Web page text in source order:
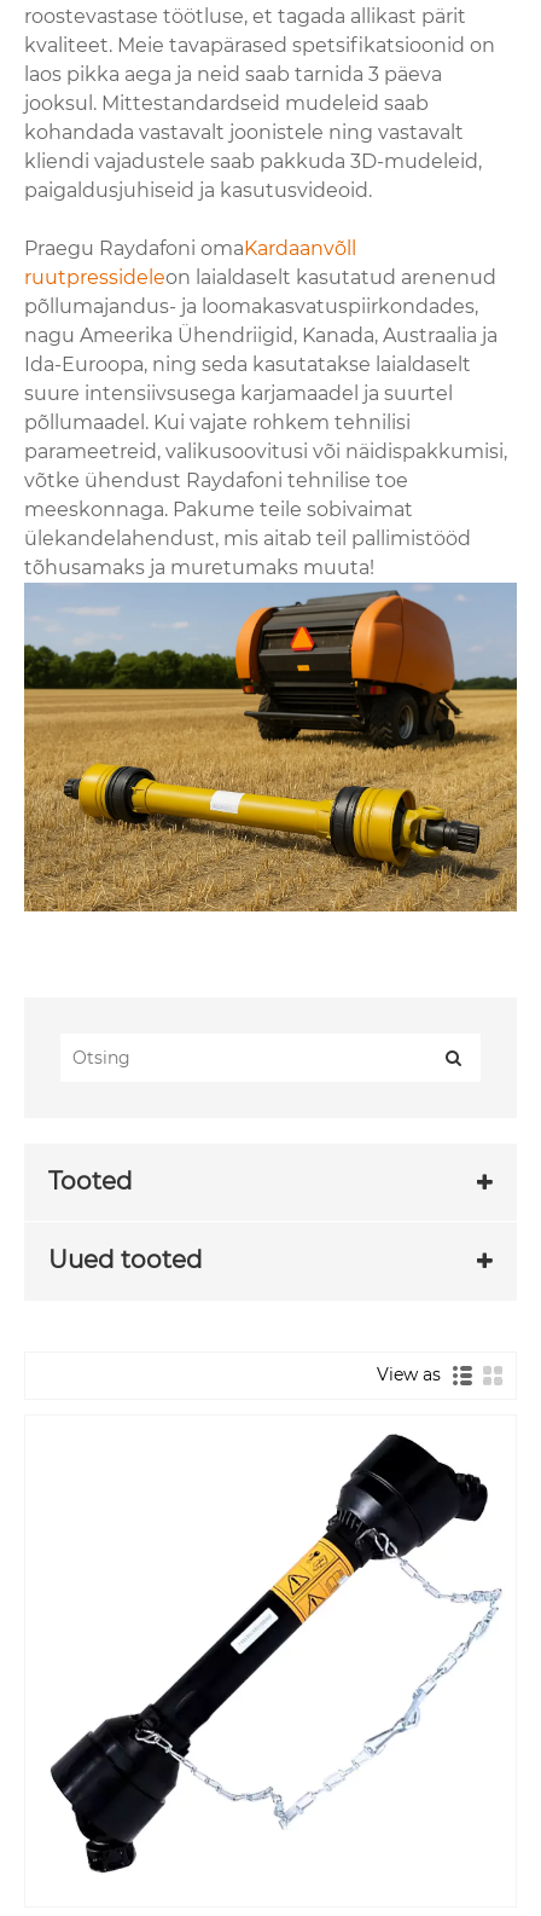
roostevastase töötluse, et tagada allikast pärit
kvaliteet. Meie tavapärased spetsifikatsioonid on
laos pikka aega ja neid saab tarnida 3 päeva
jooksul. Mittestandardseid mudeleid saab
kohandada vastavalt joonistele ning vastavalt
kliendi vajadustele saab pakkuda 3D-mudeleid,
paigaldusjuhiseid ja kasutusvideoid.
Praegu Raydafoni omaKardaanvõll
ruutpressideleon laialdaselt kasutatud arenenud
põllumajandus- ja loomakasvatuspiirkondades,
nagu Ameerika Ühendriigid, Kanada, Austraalia ja
Ida-Euroopa, ning seda kasutatakse laialdaselt
suure intensiivsusega karjamaadel ja suurtel
põllumaadel. Kui vajate rohkem tehnilisi
parameetreid, valikusoovitusi või näidispakkumisi,
võtke ühendust Raydafoni tehnilise toe
meeskonnaga. Pakume teile sobivaimat
ülekandelahendust, mis aitab teil pallimistööd
tõhusamaks ja muretumaks muuta!
Tooted
Uued tooted
View as